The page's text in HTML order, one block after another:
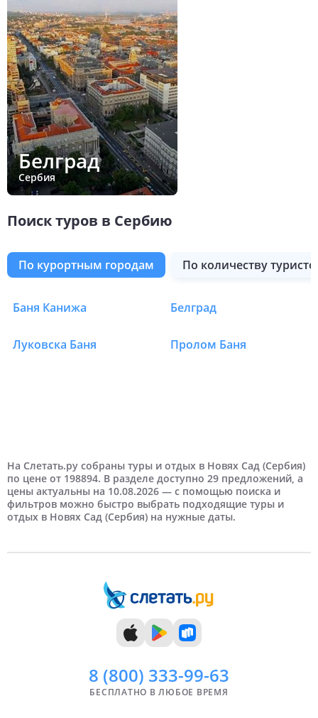
Белград
Сербия
Поиск туров в Сербию
по курортным городам по количеству
Туры в Сербию
Баня Канижа Белград
Луковска Баня Пролом Баня
10 дней 11 дней
12 дней 14 дней
Октябрь Ноябрь
Недорогие Дорогие
Самые дорогие
Отели 5 звезд
На Слетать.ру собраны туры и отдых в Новях Сад (Сербия)
по цене от 198894. В разделе доступно 29 предложений, а
цены актуальны на 10.08.2026 — с помощью поиска и
фильтров можно быстро выбрать подходящие туры и
отдых в Новях Сад (Сербия) на нужные даты.
8 (800) 333-99-63
БЕСПЛАТНО В ЛЮБОЕ ВРЕМЯ